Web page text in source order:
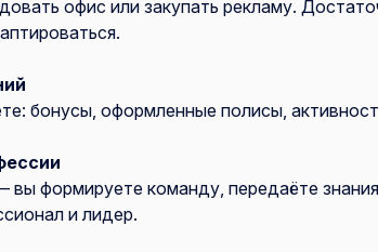
офис или закупать рекламу.
бонусы, оформленные полисы,
формируете команду, передаёте
и лидер.